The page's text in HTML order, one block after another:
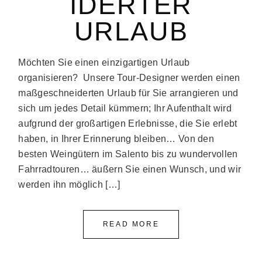
RLAUB
Möchten Sie einen einzigartigen Urlaub
organisieren? Unsere Tour-Designer werden einen
maßgeschneiderten Urlaub für Sie arrangieren und
sich um jedes Detail kümmern; Ihr Aufenthalt wird
aufgrund der großartigen Erlebnisse, die Sie erlebt
haben, in Ihrer Erinnerung bleiben… Von den
besten Weingütern im Salento bis zu wundervollen
Fahrradtouren… äußern Sie einen Wunsch, und wir
werden ihn möglich […]
READ MORE